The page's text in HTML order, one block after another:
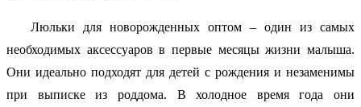
Люльки для новорожденных оптом – один из самых
необходимых аксессуаров в первые месяцы жизни малыша.
Они идеально подходят для детей с рождения и незаменимы
при выписке из роддома. В холодное время года они